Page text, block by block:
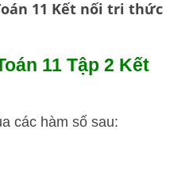
11 Kết nối tri thức
11 Tập 2 Kết
các hàm số sau: